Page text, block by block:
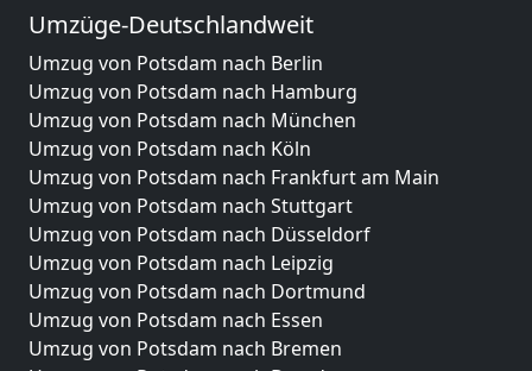
Umzüge-Deutschlandweit
Umzug von Potsdam nach Berlin
Umzug von Potsdam nach Hamburg
Umzug von Potsdam nach München
Umzug von Potsdam nach Köln
Umzug von Potsdam nach Frankfurt am Main
Umzug von Potsdam nach Stuttgart
Umzug von Potsdam nach Düsseldorf
Umzug von Potsdam nach Leipzig
Umzug von Potsdam nach Dortmund
Umzug von Potsdam nach Essen
Umzug von Potsdam nach Bremen